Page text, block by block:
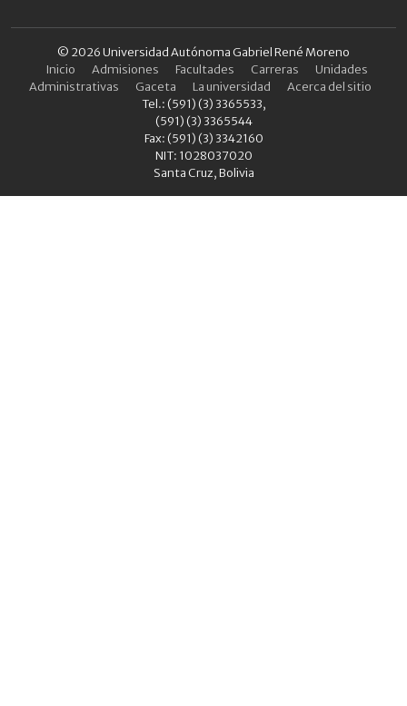
© 2026 Universidad Autónoma Gabriel René Moreno
Inicio
Admisiones Facultades Carreras
Unidades
Administrativas
Gaceta La universidad
Acerca del sitio
Tel.: (591) (3) 3365533,
(591) (3) 3365544
Fax: (591) (3) 3342160
NIT: 1028037020
Santa Cruz, Bolivia